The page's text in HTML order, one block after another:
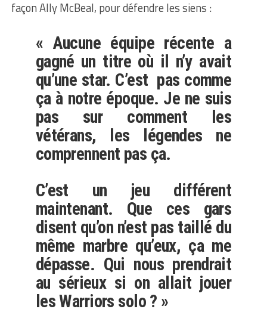
façon Ally McBeal, pour défendre les siens :
« Aucune équipe récente a
gagné un titre où il n’y avait
qu’une star. C’est pas comme
ça à notre époque. Je ne suis
pas sur comment les
vétérans, les légendes ne
comprennent pas ça.
C’est un jeu différent
maintenant. Que ces gars
disent qu’on n’est pas taillé du
même marbre qu’eux, ça me
dépasse. Qui nous prendrait
au sérieux si on allait jouer
les Warriors solo ? »